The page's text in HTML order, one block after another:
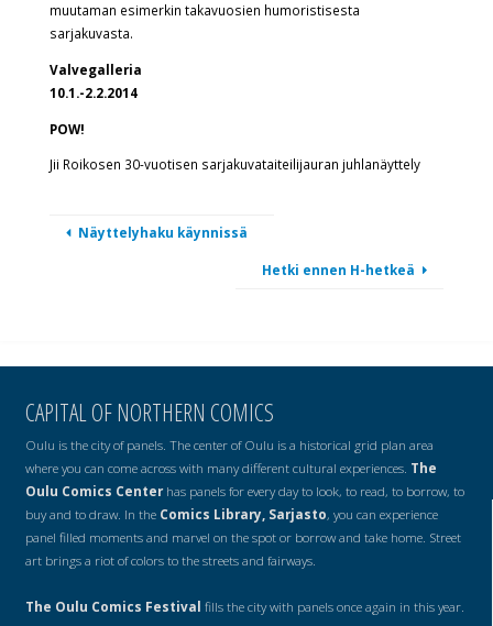
muutaman esimerkin takavuosien humoristisesta
sarjakuvasta.
Valvegalleria
10.1.-2.2.2014
POW!
Jii Roikosen 30-vuotisen sarjakuvataiteilijauran juhlanäyttely
Näyttelyhaku käynnissä
Hetki ennen H-hetkeä
CAPITAL OF NORTHERN COMICS
Oulu is the city of panels. The center of Oulu is a historical grid plan area
where you can come across with many different cultural experiences. The
Oulu Comics Centerhas panels for every day to look, to read, to borrow, to
buy and to draw. In the Comics Library, Sarjasto, you can experience
panel filled moments and marvel on the spot or borrow and take home. Street
art brings a riot of colors to the streets and fairways.
The Oulu Comics Festival fills the city with panels once again in this year.